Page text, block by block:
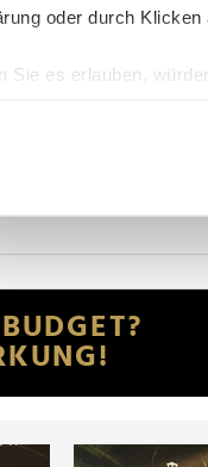
oder durch
Sie es erlauben,
Sie mehr darüber,
Cookies, um
an unsere Partner
mit weiteren
gesammelt haben.